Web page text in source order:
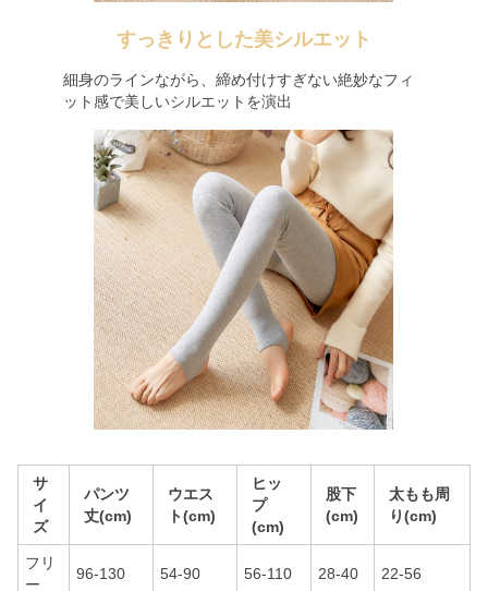
すっきりとした美シルエット
細身のラインながら、締め付けすぎない絶妙なフィ
ット感で美しいシルエットを演出
サ
イ
ズ
パンツ
丈(cm)
ウエス
ト(cm)
ヒッ
プ
(cm)
股下
(cm)
太もも周
り(cm)
フリ
ー
96-130 54-90 56-110 28-40 22-56